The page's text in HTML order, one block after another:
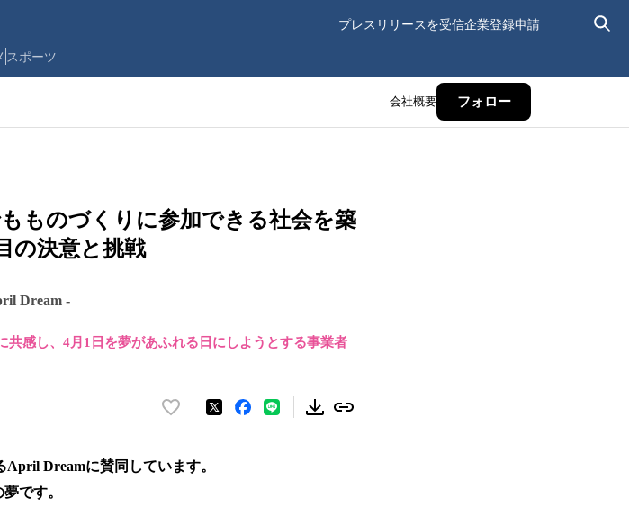
プレスリリースを受信企業登録申請
スポーツ
会社概要 フォロー
ものづくりに参加できる社会を築
の決意と挑戦
Dream -
感し、4月1日を夢があふれる日にしようとする事業者
い
！
Dreamに賛同しています。
です。